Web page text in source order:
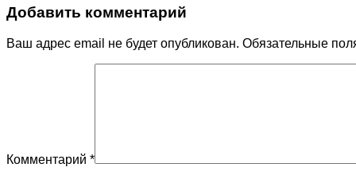
Добавить комментарий
Ваш адрес email не будет опубликован. Обязательные
Комментарий *